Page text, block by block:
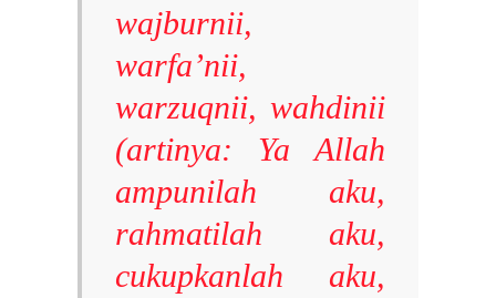
wajburnii,
warfa’nii,
warzuqnii, wahdinii
(artinya: Ya Allah
ampunilah aku,
rahmatilah aku,
cukupkanlah aku,